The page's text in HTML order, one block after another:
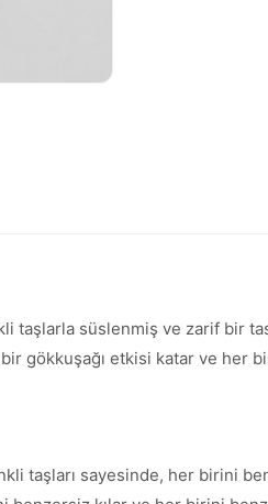
taşlarla süslenmiş ve zarif bir
gökkuşağı etkisi katar ve her
taşları sayesinde, her birini